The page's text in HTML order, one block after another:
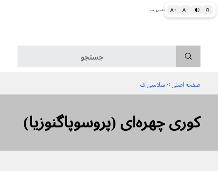
A+ A− 🌓 ♻ اطلاعات پزشکی و بهداشتی به زبان ساده برای همه
کوری چهره‌ای (پروسوپاگنوزیا)
صفحه اصلی > سلامتی ک